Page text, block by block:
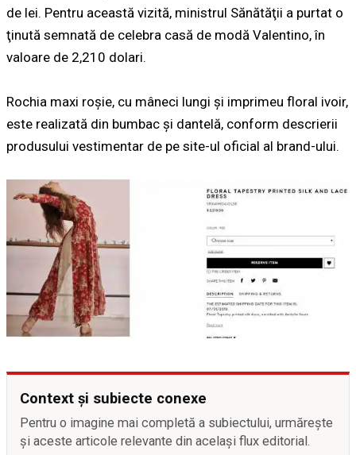
de lei. Pentru această vizită, ministrul Sănătăţii a purtat o
ţinută semnată de celebra casă de modă Valentino, în
valoare de 2,210 dolari.
Rochia maxi roşie, cu mâneci lungi şi imprimeu floral ivoir,
este realizată din bumbac şi dantelă, conform descrierii
produsului vestimentar de pe site-ul oficial al brand-ului.
Context și subiecte conexe
Pentru o imagine mai completă a subiectului, urmărește
și aceste articole relevante din același flux editorial.